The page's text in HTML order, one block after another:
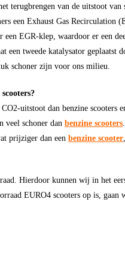
terugbrengen van de uitstoot
een Exhaust Gas
EGR-klep, waardoor er een
een tweede katalysator geplaatst
schoner zijn voor ons milieu.
uitstoot dan benzine
veel schoner dan benzine scooters
prijziger dan een benzine scooter
Hierdoor kunnen wij in het
EURO4 scooters op is,